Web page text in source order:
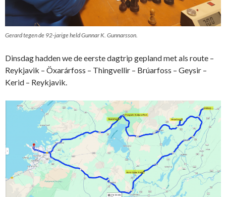
Gerard tegen de 92-jarige held Gunnar K. Gunnarsson.
Dinsdag hadden we de eerste dagtrip gepland met als route –
Reykjavik – Öxarárfoss – Thingvellir – Brúarfoss – Geysir –
Kerid – Reykjavik.